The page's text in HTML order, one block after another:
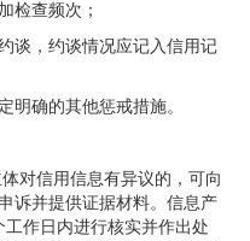
查频次；
，约谈情况应记入信用记
确的其他惩戒措施。
信用信息有异议的，可向
诉并提供证据材料。信息产
作日内进行核实并作出处